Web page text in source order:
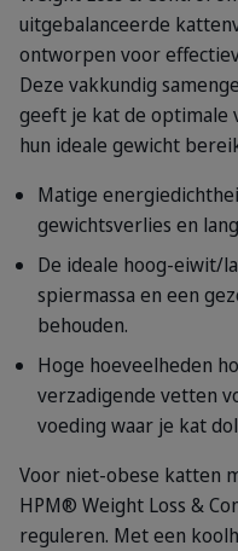
uitgebalanceerde
ontworpen voor
Deze vakkundig
geeft je kat de optimale
hun ideale gewicht
Matige
gewichtsverlies en
De ideale hoog-eiwit/
spiermassa en een
behouden.
Hoge hoeveelheden
verzadigende vetten
voeding waar je kat
Voor niet-obese katten
HPM® Weight Loss &
reguleren. Met een